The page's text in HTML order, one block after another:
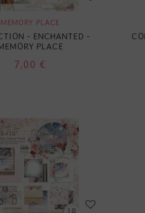
MEMORY PLACE
- ENCHANTED -
PLACE
7,00 €